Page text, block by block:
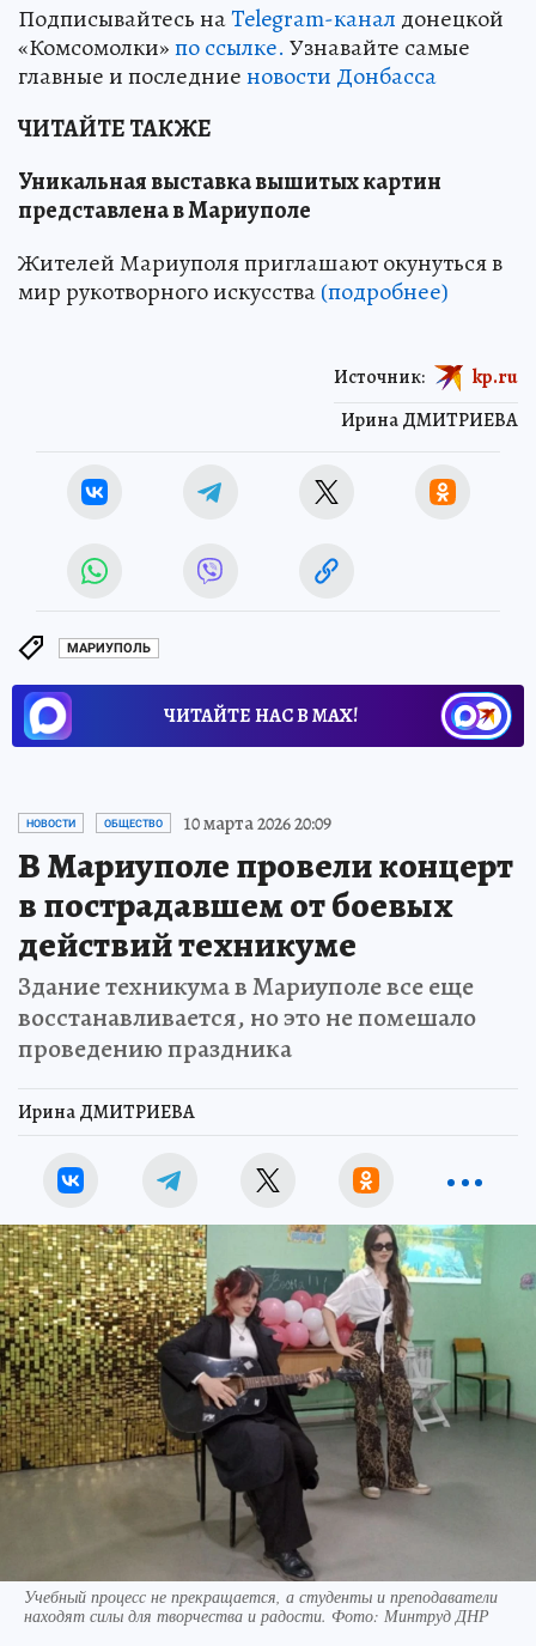
Подписывайтесь наTelegram-канал донецкой
«Комсомолки»по ссылке. Узнавайте самые
главные и последниеновости Донбасса
ЧИТАЙТЕ ТАКЖЕ
Уникальная выставка вышитых картин
представлена в Мариуполе
Жителей Мариуполя приглашают окунуться в
мир рукотворного искусства(подробнее)
Ирина ДМИТРИЕВА
Источник: kp.ru
МАРИУПОЛЬ
ЧИТАЙТЕ НАС В МАХ!
НОВОСТИ ОБЩЕСТВО 10 марта 2026 20:09
В Мариуполе провели концерт
в пострадавшем от боевых
действий техникуме
Здание техникума в Мариуполе все еще
восстанавливается, но это не помешало
проведению праздника
Ирина ДМИТРИЕВА
Учебный процесс не прекращается, а студенты и преподаватели
находят силы для творчества и радости. Фото: Минтруд ДНР